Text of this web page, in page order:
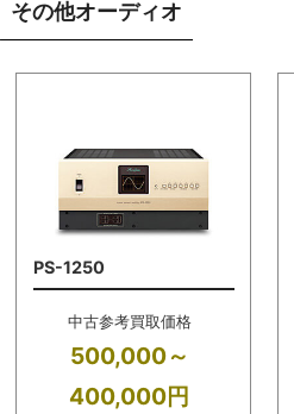
その他オーディオ
PS-1250
中古参考買取価格
500,000～
400,000円